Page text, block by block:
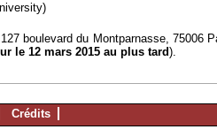
boulevard du Montparnasse, 75006
le 12 mars 2015 au plus tard).
Crédits